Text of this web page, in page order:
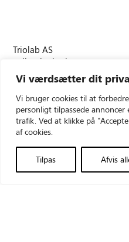
Vi værdsætter dit
Vi bruger cookies til at
personligt tilpassede
trafik. Ved at klikke på
af cookies.
Tilpas Afvis
Triolab AS
Vallensbækvej 35
2605 Brøndby
CVR-nr.: 21481548
Produkter
Teknisk service